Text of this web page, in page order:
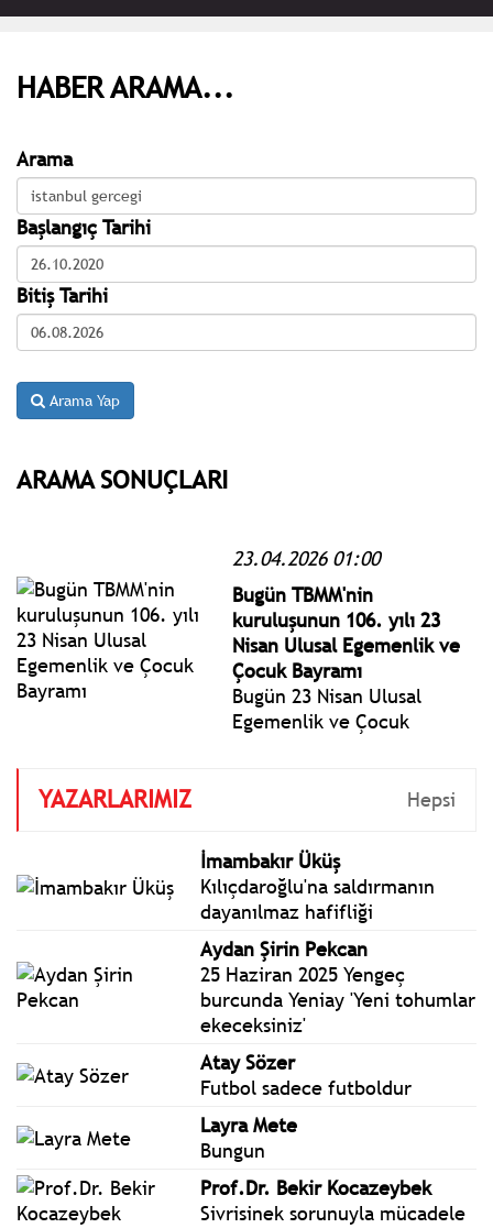
HABER ARAMA...
Arama
Başlangıç Tarihi
Bitiş Tarihi
Arama Yap
ARAMA SONUÇLARI
23.04.2026 01:00
Bugün TBMM'nin
kuruluşunun 106. yılı 23
Nisan Ulusal Egemenlik ve
Çocuk Bayramı
Bugün 23 Nisan Ulusal
Egemenlik ve Çocuk
yılı. Bugün Türkiye Büyük
23 Nisan 1920'de kuruldu.
Cumhuriyetimizin
temelleri o gün atıldı.
YAZARLARIMIZ Hepsi
İmambakır Üküş
Kılıçdaroğlu'na saldırmanın
dayanılmaz hafifliği
Aydan Şirin Pekcan
25 Haziran 2025 Yengeç
burcunda Yeniay 'Yeni tohumlar
ekeceksiniz'
Atay Sözer
Futbol sadece futboldur
Layra Mete
Bungun
Prof.Dr. Bekir Kocazeybek
Sivrisinek sorunuyla mücadele